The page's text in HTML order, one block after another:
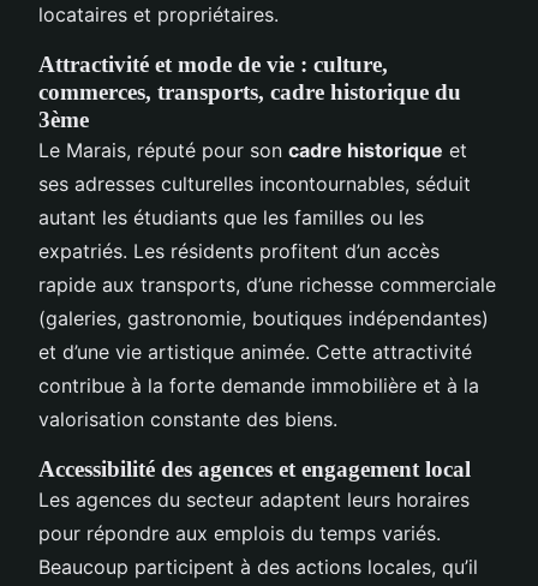
locataires et propriétaires.
Attractivité et mode de vie : culture,
commerces, transports, cadre historique du
3ème
Le Marais, réputé pour son cadre historique et
ses adresses culturelles incontournables, séduit
autant les étudiants que les familles ou les
expatriés. Les résidents profitent d’un accès
rapide aux transports, d’une richesse commerciale
(galeries, gastronomie, boutiques indépendantes)
et d’une vie artistique animée. Cette attractivité
contribue à la forte demande immobilière et à la
valorisation constante des biens.
Accessibilité des agences et engagement local
Les agences du secteur adaptent leurs horaires
pour répondre aux emplois du temps variés.
Beaucoup participent à des actions locales, qu’il